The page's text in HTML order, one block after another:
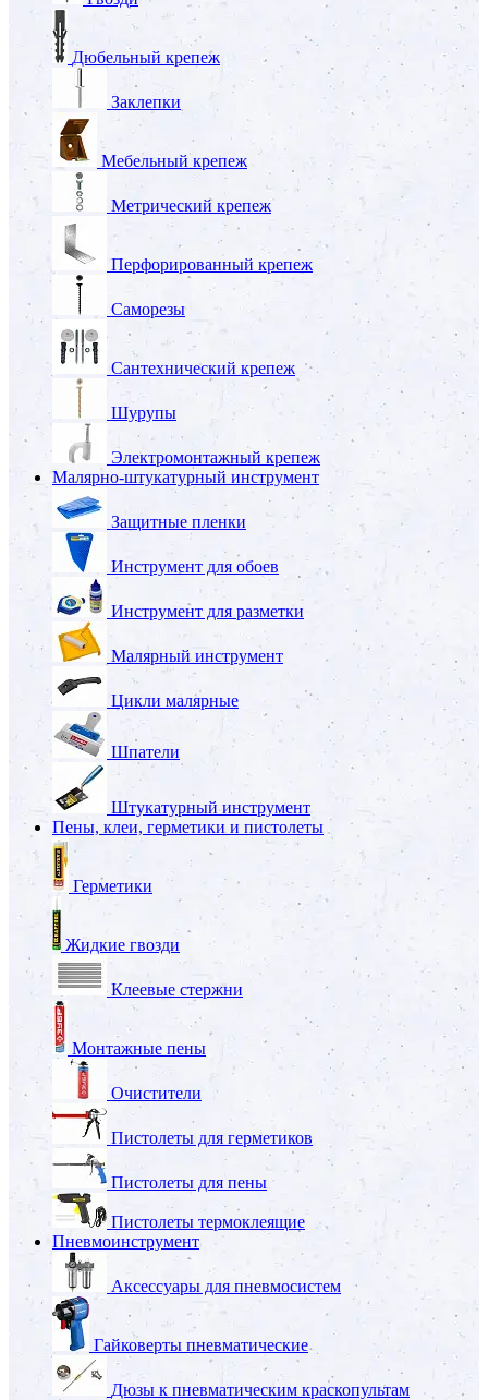
Дюбельный крепеж
Заклепки
Мебельный крепеж
Метрический крепеж
Перфорированный крепеж
Саморезы
Сантехнический крепеж
Шурупы
Электромонтажный крепеж
Малярно-штукатурный инструмент
Защитные пленки
Инструмент для обоев
Инструмент для разметки
Малярный инструмент
Цикли малярные
Шпатели
Штукатурный инструмент
Пены, клеи, герметики и пистолеты
Герметики
Жидкие гвозди
Клеевые стержни
Монтажные пены
Очистители
Пистолеты для герметиков
Пистолеты для пены
Пистолеты термоклеящие
Пневмоинструмент
Аксессуары для пневмосистем
Гайковерты пневматические
Дюзы к пневматическим краскопультам